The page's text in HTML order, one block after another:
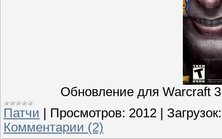
Обновление для Warcraft
Патчи | Просмотров: 2012 | Загрузок:
Комментарии (2)